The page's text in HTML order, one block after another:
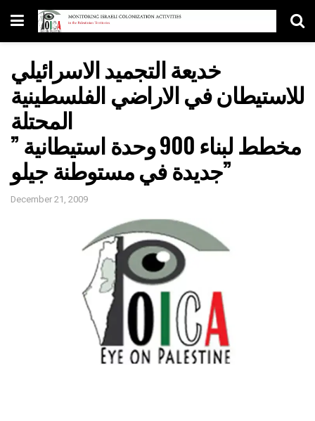
خديعة التجميد الاسرائيلي
للاستيطان في الاراضي الفلسطينية
المحتلة
” مخطط لبناء 900 وحدة استيطانية
جديدة في مستوطنة جيلو”
December 21, 2009